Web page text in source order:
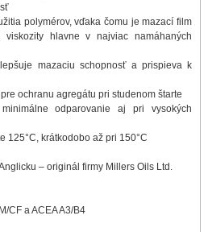
polymérov, vďaka čomu je mazací film
hlavne v najviac namáhaných
mazaciu schopnosť a prispieva k
ochranu agregátu pri studenom štarte
odparovanie aj pri vysokých
125°C, krátkodobo až pri 150°C
– originál firmy Millers Oils Ltd.
CF a ACEA A3/B4